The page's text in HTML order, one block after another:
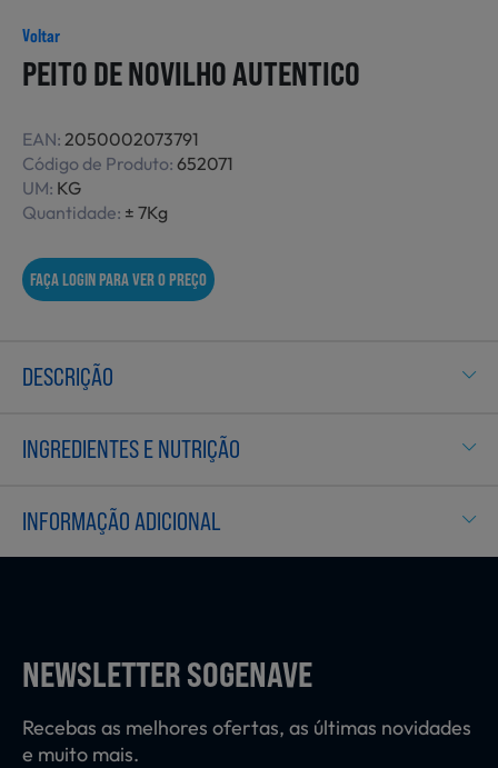
Refeições Prontas
Charcutaria e Enchidos
Laticínios, Ovos e Derivados
Voltar
PEITO DE NOVILHO AUTENTICO
EAN: 2050002073791
Código de Produto: 652071
UM: KG
Quantidade: ± 7Kg
FAÇA LOGIN PARA VER O PREÇO
DESCRIÇÃO
INGREDIENTES E NUTRIÇÃO
INFORMAÇÃO ADICIONAL
NEWSLETTER SOGENAVE
Recebas as melhores ofertas, as últimas novidades
e muito mais.